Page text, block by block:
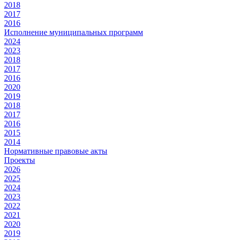
2018
2017
2016
Исполнение муниципальных программ
2024
2023
2018
2017
2016
2020
2019
2018
2017
2016
2015
2014
Нормативные правовые акты
Проекты
2026
2025
2024
2023
2022
2021
2020
2019